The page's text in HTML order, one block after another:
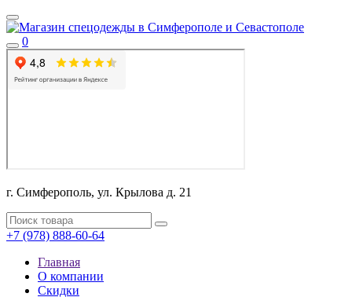
0
г. Симферополь, ул. Крылова д. 21
+7 (978) 888-60-64
Главная
О компании
Скидки